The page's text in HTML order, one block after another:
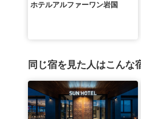
ホテルアルファーワン岩国
同じ宿を見た人はこんな